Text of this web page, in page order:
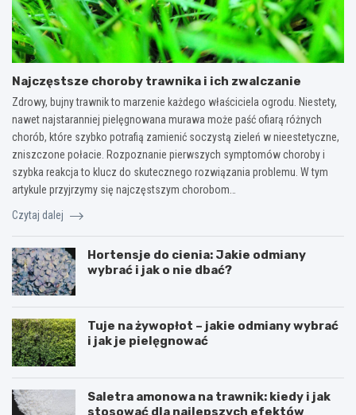
Najczęstsze choroby trawnika i ich zwalczanie
Zdrowy, bujny trawnik to marzenie każdego właściciela ogrodu. Niestety,
nawet najstaranniej pielęgnowana murawa może paść ofiarą różnych
chorób, które szybko potrafią zamienić soczystą zieleń w nieestetyczne,
zniszczone połacie. Rozpoznanie pierwszych symptomów choroby i
szybka reakcja to klucz do skutecznego rozwiązania problemu. W tym
artykule przyjrzymy się najczęstszym chorobom…
Czytaj dalej
Hortensje do cienia: Jakie odmiany
wybrać i jak o nie dbać?
Tuje na żywopłot – jakie odmiany wybrać
i jak je pielęgnować
Saletra amonowa na trawnik: kiedy i jak
stosować dla najlepszych efektów